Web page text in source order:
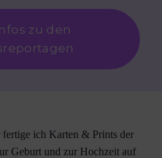
zu den
ich Karten & Prints der
Geburt und zur Hochzeit auf